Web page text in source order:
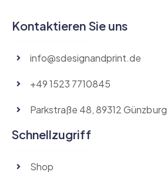
Kontaktieren Sie uns
info@sdesignandprint.de
+49 1523 7710845
Parkstraße 48, 89312 Günzburg
Schnellzugriff
Shop